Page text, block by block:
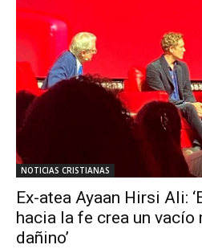
NOTICIAS CRISTIANAS
Ex-atea Ayaan Hirsi Ali:
hacia la fe crea un vacío
dañino’